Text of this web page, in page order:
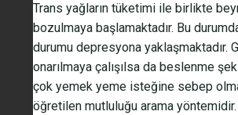
Trans yağların tüketimi ile birlikte
bozulmaya başlamaktadır. Bu
durumu depresyona
onarılmaya çalışılsa da beslenme
çok yemek yeme isteğine sebep
öğretilen mutluluğu arama yöntemidir.